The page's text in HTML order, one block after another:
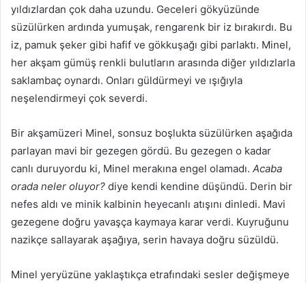
k
yıldızlardan çok daha uzundu. Geceleri gökyüzünde
süzülürken ardında yumuşak, rengarenk bir iz bırakırdı. Bu
iz, pamuk şeker gibi hafif ve gökkuşağı gibi parlaktı. Minel,
her akşam gümüş renkli bulutların arasında diğer yıldızlarla
saklambaç oynardı. Onları güldürmeyi ve ışığıyla
neşelendirmeyi çok severdi.
Bir akşamüzeri Minel, sonsuz boşlukta süzülürken aşağıda
parlayan mavi bir gezegen gördü. Bu gezegen o kadar
canlı duruyordu ki, Minel merakına engel olamadı. Acaba
orada neler oluyor? diye kendi kendine düşündü. Derin bir
nefes aldı ve minik kalbinin heyecanlı atışını dinledi. Mavi
gezegene doğru yavaşça kaymaya karar verdi. Kuyruğunu
nazikçe sallayarak aşağıya, serin havaya doğru süzüldü.
Minel yeryüzüne yaklaştıkça etrafındaki sesler değişmeye